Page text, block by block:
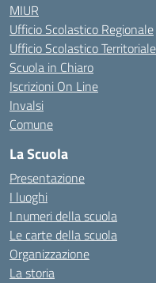
MIUR
Ufficio Scolastico Regionale
Ufficio Scolastico Territoriale
Scuola in Chiaro
Iscrizioni On Line
Invalsi
Comune
La Scuola
Presentazione
I luoghi
I numeri della scuola
Le carte della scuola
Organizzazione
La storia